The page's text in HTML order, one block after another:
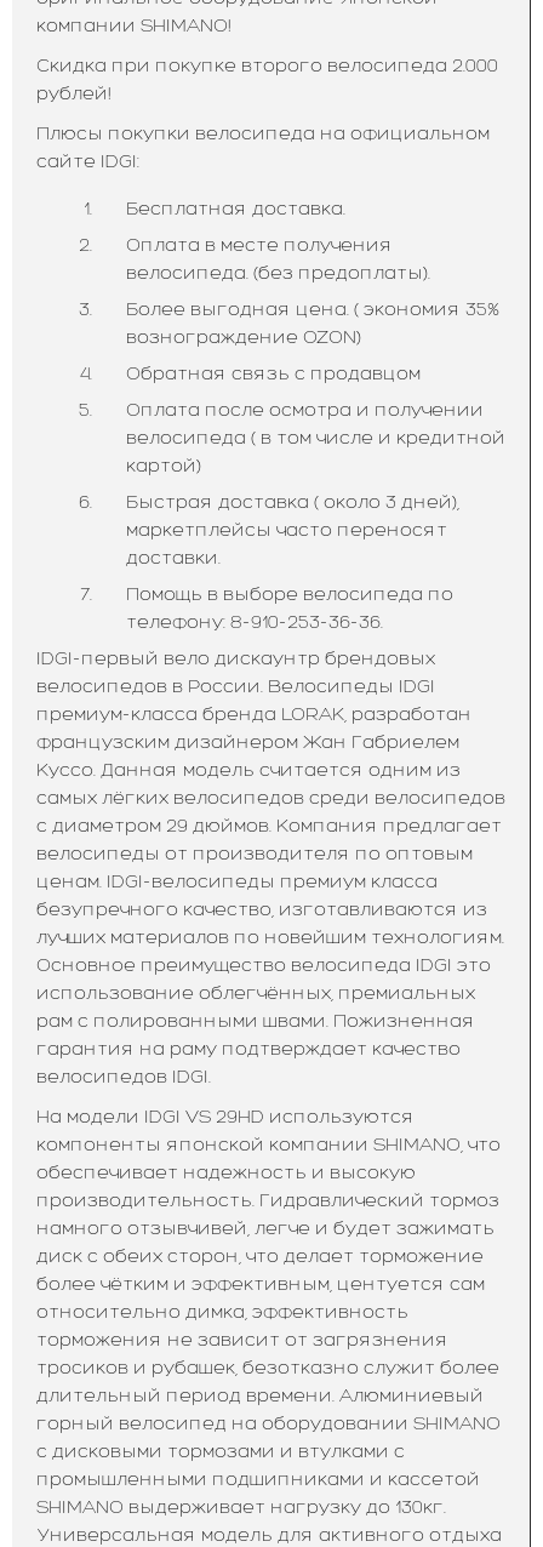
компании SHIMANO!
Скидка при покупке второго велосипеда 2.000
рублей!
Плюсы покупки велосипеда на официальном
сайте IDGI:
Бесплатная доставка.
Оплата в месте получения
велосипеда. (без предоплаты).
Более выгодная цена. ( экономия 35%
вознограждение OZON)
Обратная связь с продавцом
Оплата после осмотра и получении
велосипеда ( в том числе и кредитной
картой)
Быстрая доставка ( около 3 дней),
маркетплейсы часто переносят
доставки.
Помощь в выборе велосипеда по
телефону: 8-910-253-36-36.
IDGI-первый вело дискаунтр брендовых
велосипедов в России. Велосипеды IDGI
премиум-класса бренда LORAK, разработан
французским дизайнером Жан Габриелем
Куссо. Данная модель считается одним из
самых лёгких велосипедов среди велосипедов
с диаметром 29 дюймов. Компания предлагает
велосипеды от производителя по оптовым
ценам. IDGI-велосипеды премиум класса
безупречного качество, изготавливаются из
лучших материалов по новейшим технологиям.
Основное преимущество велосипеда IDGI это
использование облегчённых, премиальных
рам с полированными швами. Пожизненная
гарантия на раму подтверждает качество
велосипедов IDGI.
На модели IDGI VS 29HD используются
компоненты японской компании SHIMANO, что
обеспечивает надежность и высокую
производительность. Гидравлический тормоз
намного отзывчивей, легче и будет зажимать
диск с обеих сторон, что делает торможение
более чётким и эффективным, центуется сам
относительно димка, эффективность
торможения не зависит от загрязнения
тросиков и рубашек, безотказно служит более
длительный период времени. Алюминиевый
горный велосипед на оборудовании SHIMANO
с дисковыми тормозами и втулками с
промышленными подшипниками и кассетой
SHIMANO выдерживает нагрузку до 130кг.
Универсальная модель для активного отдыха